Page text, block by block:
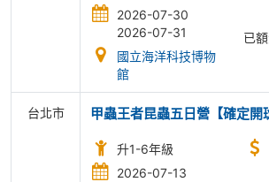
2026-07-30
2026-07-31
國立海洋科技博物
館
已
台北市 甲蟲王者昆蟲五日營【確定開
升1-6年級
2026-07-13